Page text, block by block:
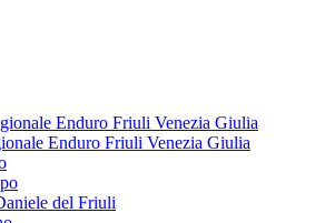
Enduro Friuli Venezia Giulia
Enduro Friuli Venezia Giulia
del Friuli